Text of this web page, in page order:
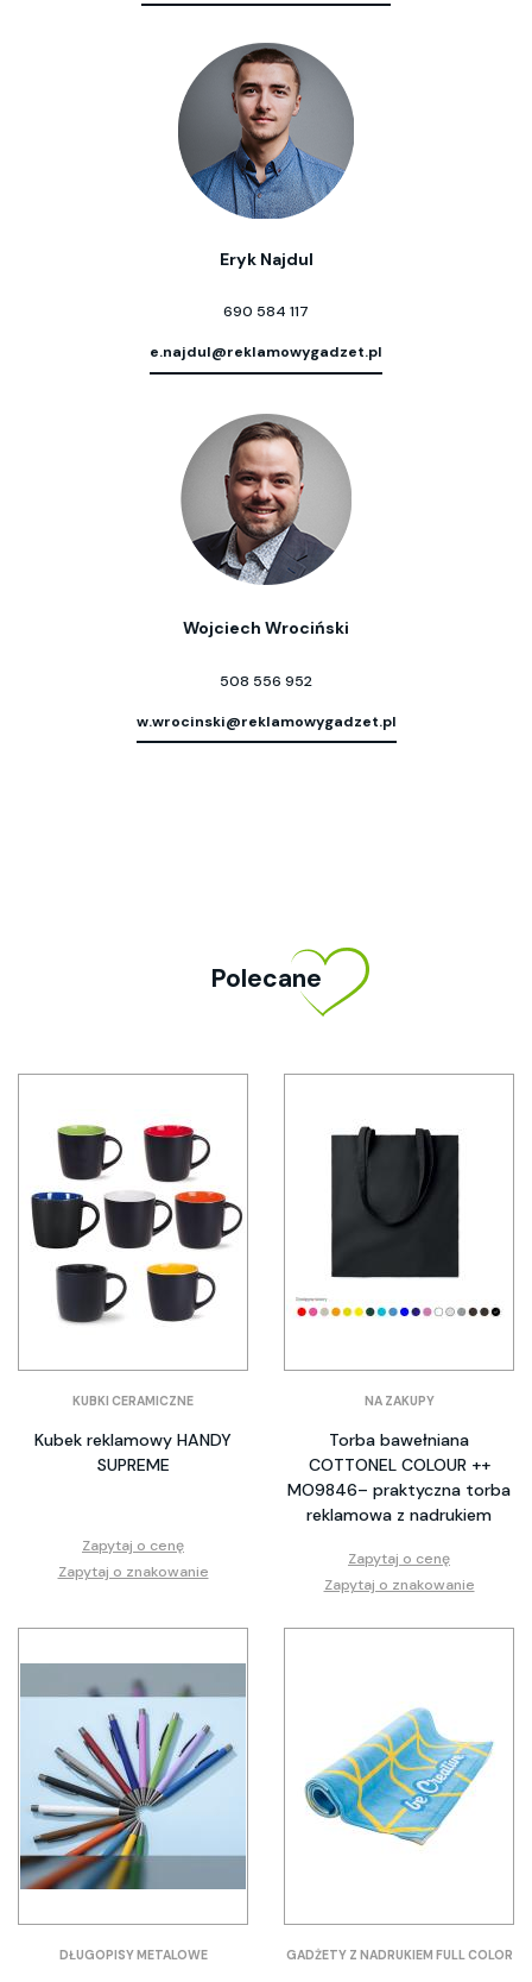
Eryk Najdul
690 584 117
e.najdul@reklamowygadzet.pl
Wojciech Wrociński
508 556 952
w.wrocinski@reklamowygadzet.pl
Polecane
KUBKI CERAMICZNE
Kubek reklamowy HANDY
SUPREME
Zapytaj o cenę
Zapytaj o znakowanie
NA ZAKUPY
Torba bawełniana
COTTONEL COLOUR ++
MO9846– praktyczna torba
reklamowa z nadrukiem
Zapytaj o cenę
Zapytaj o znakowanie
DŁUGOPISY METALOWE GADŻETY Z NADRUKIEM FULL COLOR